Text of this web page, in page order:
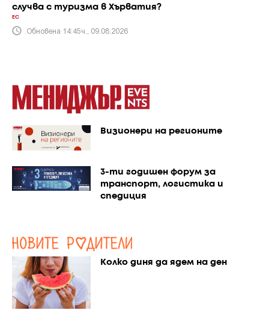
случва с туризма в Хърватия?
ЕС
Обновена 14:45ч., 09.08.2026
Визионери на регионите
3-ти годишен форум за
транспорт, логистика и
спедиция
Колко диня да ядем на ден